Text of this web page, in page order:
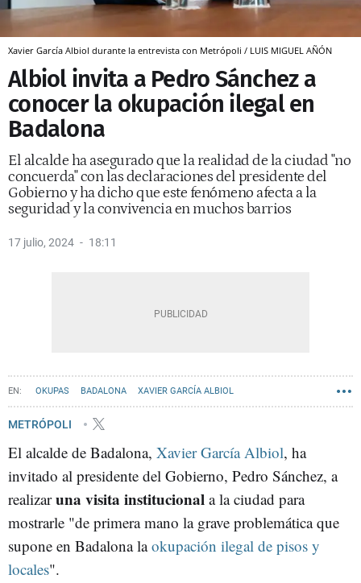
Xavier García Albiol durante la entrevista con Metrópoli / LUIS MIGUEL AÑÓN
Albiol invita a Pedro Sánchez a
conocer la okupación ilegal en
Badalona
El alcalde ha asegurado que la realidad de la ciudad "no
concuerda" con las declaraciones del presidente del
Gobierno y ha dicho que este fenómeno afecta a la
seguridad y la convivencia en muchos barrios
17 julio, 2024 18:11
OKUPAS BADALONA XAVIER GARCÍA ALBIOL
METRÓPOLI
El alcalde de Badalona, Xavier García Albiol, ha
invitado al presidente del Gobierno, Pedro Sánchez, a
realizaruna visita institucional a la ciudad para
mostrarle "de primera mano la grave problemática que
supone en Badalona laokupación ilegal de pisos y
locales".